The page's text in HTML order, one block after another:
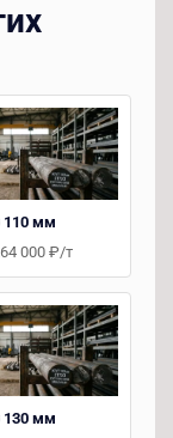
110 мм
000 ₽/т
130 мм